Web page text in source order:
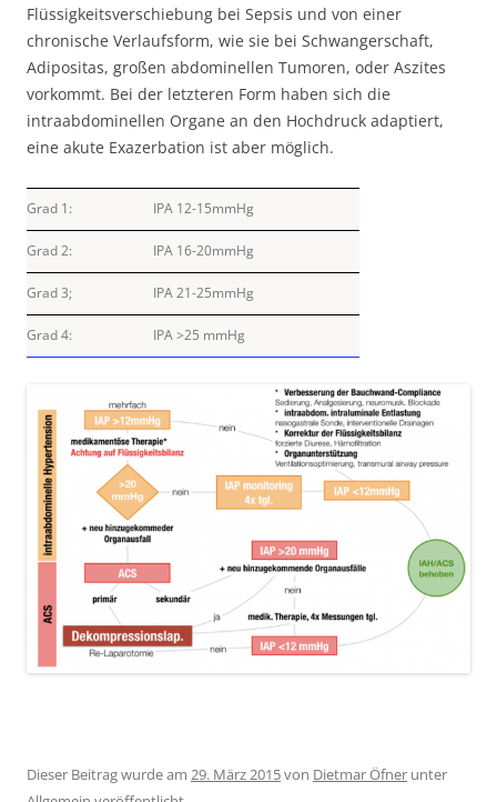
Flüssigkeitsverschiebung bei Sepsis und von einer
chronische Verlaufsform, wie sie bei Schwangerschaft,
Adipositas, großen abdominellen Tumoren, oder Aszites
vorkommt. Bei der letzteren Form haben sich die
intraabdominellen Organe an den Hochdruck adaptiert,
eine akute Exazerbation ist aber möglich.
Grad 1: IPA 12-15mmHg
Grad 2: IPA 16-20mmHg
Grad 3; IPA 21-25mmHg
Grad 4: IPA >25 mmHg
Dieser Beitrag wurde am 29. März 2015von Dietmar Öfner unter